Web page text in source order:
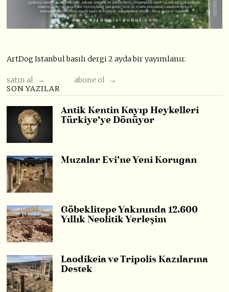
ArtDog Istanbul basılı dergi 2 ayda bir yayımlanır.
satın al →
abone ol →
SON YAZILAR
Antik Kentin Kayıp Heykelleri
Türkiye’ye Dönüyor
Muzalar Evi’ne Yeni Korugan
Göbeklitepe Yakınında 12.600
Yıllık Neolitik Yerleşim
Laodikeia ve Tripolis Kazılarına
Destek